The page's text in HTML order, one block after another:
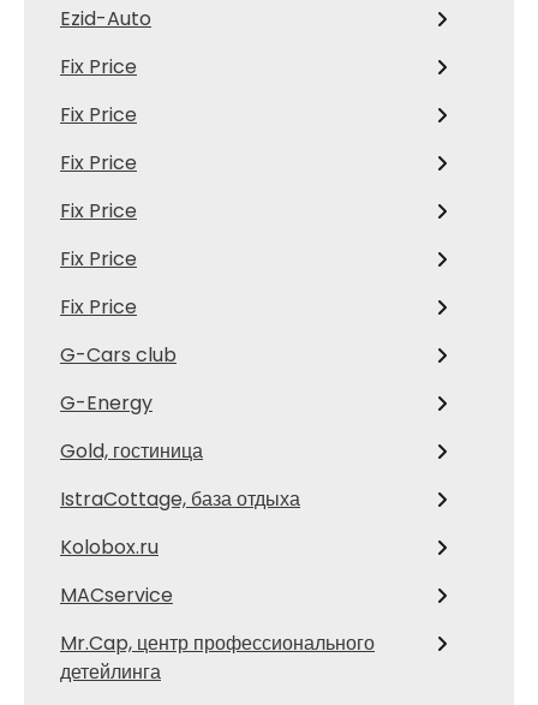
Ezid-Auto
Fix Price
Fix Price
Fix Price
Fix Price
Fix Price
Fix Price
G-Cars club
G-Energy
Gold, гостиница
IstraCottage, база отдыха
Kolobox.ru
MACservice
Mr.Cap, центр профессионального
детейлинга